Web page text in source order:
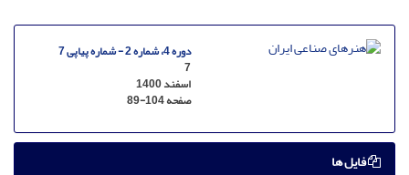
دوره 4، شماره 2 - شماره پیاپی 7
7
اسفند 1400
صفحه89-104
فایل ها